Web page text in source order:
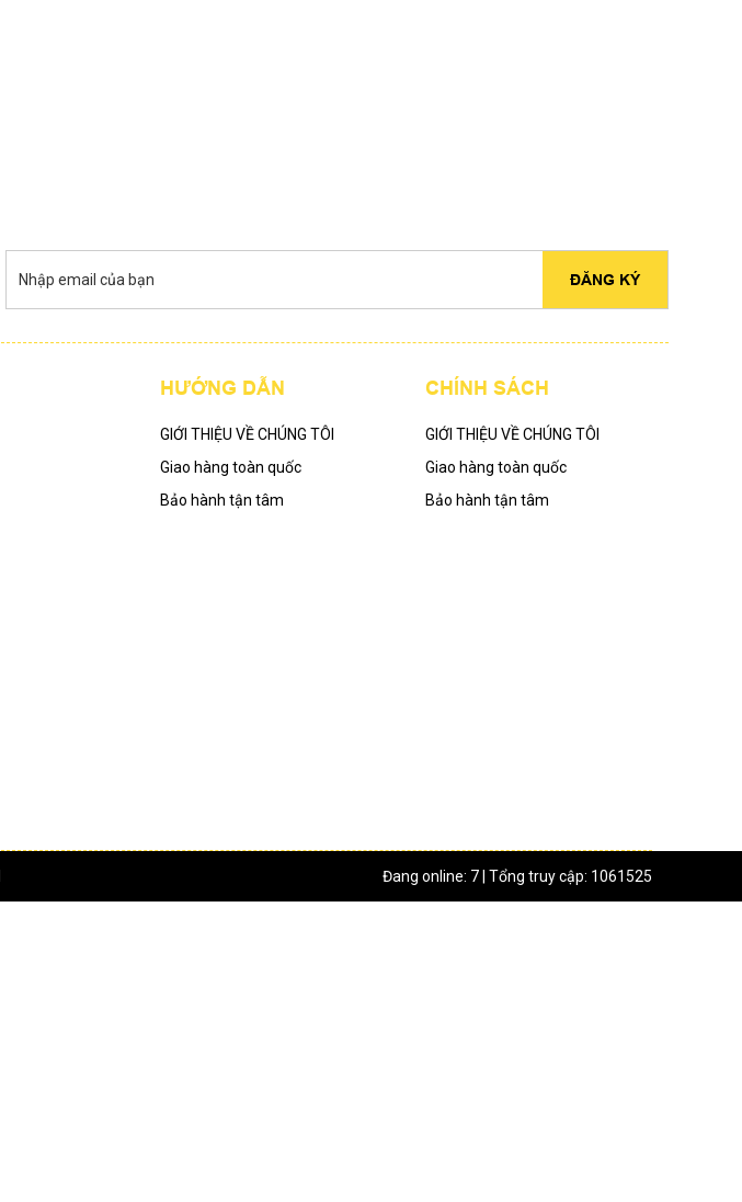
ĐĂNG KÝ
HƯỚNG DẪN
GIỚI THIỆU VỀ CHÚNG TÔI
Giao hàng toàn quốc
Bảo hành tận tâm
CHÍNH SÁCH
GIỚI THIỆU VỀ CHÚNG TÔI
Giao hàng toàn quốc
Bảo hành tận tâm
Đang online: 7 | Tổng truy cập: 1061525